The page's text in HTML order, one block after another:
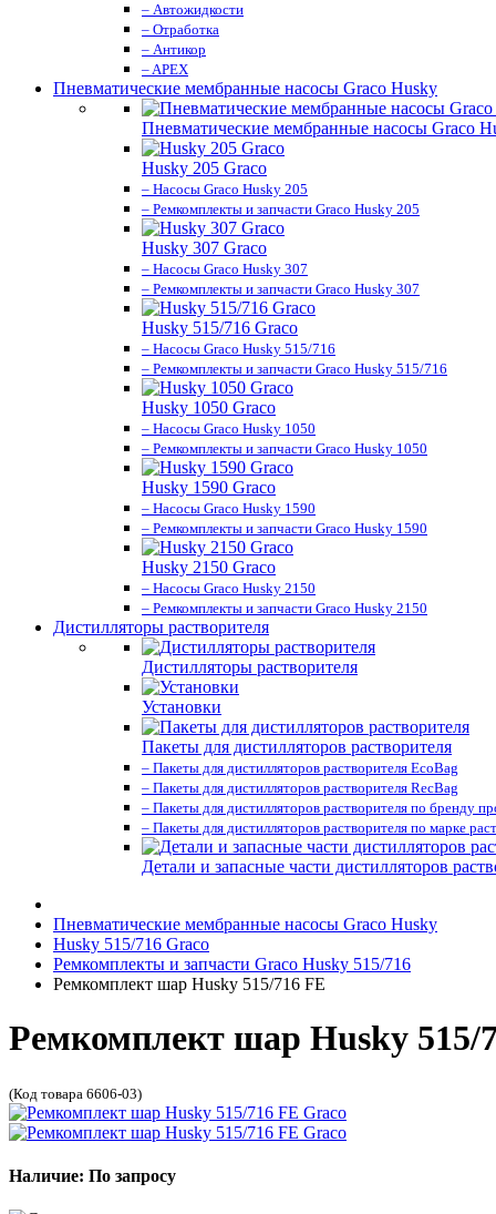
– Автожидкости
– Отработка
– Антикор
– APEX
Пневматические мембранные насосы Graco Husky
Пневматические мембранные насосы Graco
Husky 205 Graco
– Насосы Graco Husky 205
– Ремкомплекты и запчасти Graco Husky 205
Husky 307 Graco
– Насосы Graco Husky 307
– Ремкомплекты и запчасти Graco Husky 307
Husky 515/716 Graco
– Насосы Graco Husky 515/716
– Ремкомплекты и запчасти Graco Husky 515/716
Husky 1050 Graco
– Насосы Graco Husky 1050
– Ремкомплекты и запчасти Graco Husky 1050
Husky 1590 Graco
– Насосы Graco Husky 1590
– Ремкомплекты и запчасти Graco Husky 1590
Husky 2150 Graco
– Насосы Graco Husky 2150
– Ремкомплекты и запчасти Graco Husky 2150
Дистилляторы растворителя
Дистилляторы растворителя
Установки
Пакеты для дистилляторов растворителя
– Пакеты для дистилляторов растворителя EcoBag
– Пакеты для дистилляторов растворителя RecBag
– Пакеты для дистилляторов растворителя по бренду
– Пакеты для дистилляторов растворителя по марке
Детали и запасные части дистилляторов
Пневматические мембранные насосы Graco Husky
Husky 515/716 Graco
Ремкомплекты и запчасти Graco Husky 515/716
Ремкомплект шар Husky 515/716 FE
Ремкомплект шар Husky 515/
(Код товара 6606-03)
Наличие: По запросу